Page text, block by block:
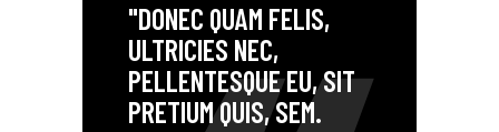
"DONEC QUAM FELIS,
ULTRICIES NEC,
PELLENTESQUE EU, SIT
PRETIUM QUIS, SEM.